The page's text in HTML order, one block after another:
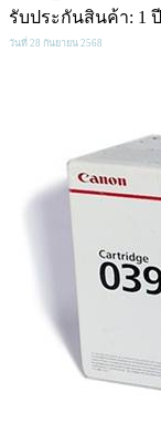
รับประกันสินค้า: 1 ปี
วันที่ 28 กันยายน 2568